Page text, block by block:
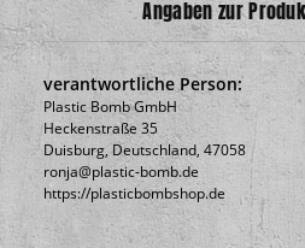
Angaben zur
verantwortliche Person:
Plastic Bomb GmbH
Heckenstraße 35
Duisburg, Deutschland, 47058
ronja@plastic-bomb.de
https://plasticbombshop.de